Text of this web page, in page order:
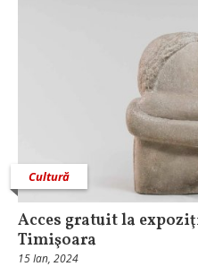
Cultură
Acces gratuit la
Timişoara
15 Ian, 2024